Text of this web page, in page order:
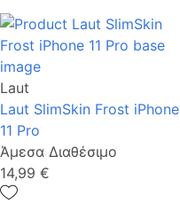
Laut
Laut SlimSkin Frost iPhone
11 Pro
Άμεσα Διαθέσιμο
14,99 €